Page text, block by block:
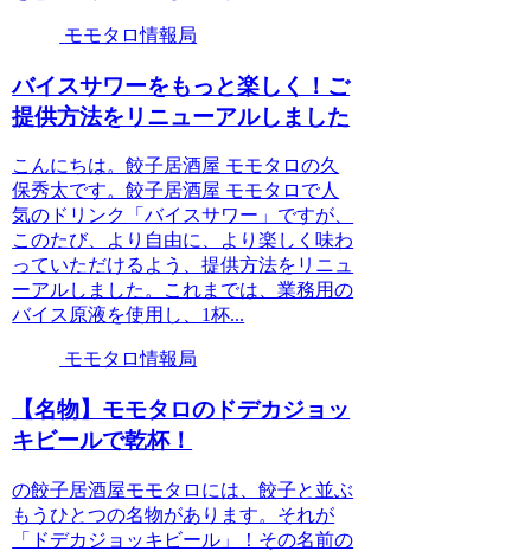
モモタロ情報局
バイスサワーをもっと楽しく！ご
提供方法をリニューアルしました
こんにちは。餃子居酒屋 モモタロの久
保秀太です。餃子居酒屋 モモタロで人
気のドリンク「バイスサワー」ですが、
このたび、より自由に、より楽しく味わ
っていただけるよう、提供方法をリニュ
ーアルしました。これまでは、業務用の
バイス原液を使用し、1杯...
モモタロ情報局
【名物】モモタロのドデカジョッ
キビールで乾杯！
の餃子居酒屋モモタロには、餃子と並ぶ
もうひとつの名物があります。それが
「ドデカジョッキビール」！その名前の